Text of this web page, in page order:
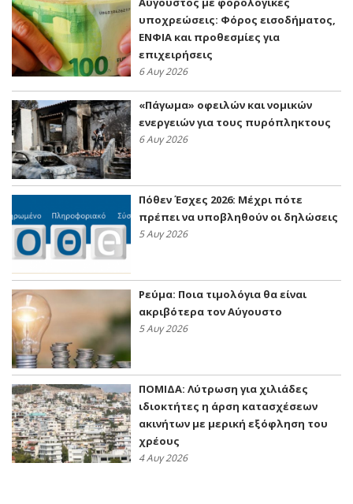
υποχρεώσεις: Φόρος εισοδήματος,
ΕΝΦΙΑ και προθεσμίες για
επιχειρήσεις
6 Αυγ 2026
«Πάγωμα» οφειλών και νομικών
ενεργειών για τους πυρόπληκτους
6 Αυγ 2026
Πόθεν Έσχες 2026: Μέχρι πότε
πρέπει να υποβληθούν οι δηλώσεις
5 Αυγ 2026
Ρεύμα: Ποια τιμολόγια θα είναι
ακριβότερα τον Αύγουστο
5 Αυγ 2026
ΠΟΜΙΔΑ: Λύτρωση για χιλιάδες
ιδιοκτήτες η άρση κατασχέσεων
ακινήτων με μερική εξόφληση του
χρέους
4 Αυγ 2026